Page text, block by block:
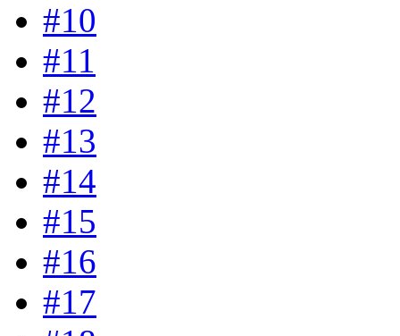
#10
#11
#12
#13
#14
#15
#16
#17